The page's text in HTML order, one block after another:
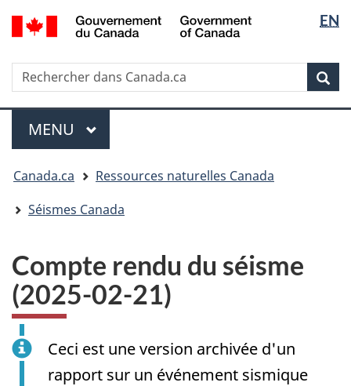
Passer
au
principal
Passer
à
sujet
du
gouvernement »
Passer
à
version
HTML
simplifiée
la
langue
EN
Rechercher
Rechercher
dans
Canada.ca
Menu
MENU PRINCIPAL
êtes
ici
Canada.ca
Ressources naturelles Canada
Séismes Canada
Compte rendu du séisme
(2025-02-21)
Ceci est une version archivée d'un
rapport sur un événement sismique